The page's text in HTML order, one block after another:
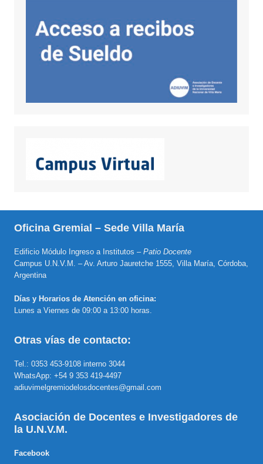
Oficina Gremial – Sede Villa María
Edificio Módulo Ingreso a Institutos – Patio Docente
Campus U.N.V.M. – Av. Arturo Jauretche 1555, Villa María, Córdoba,
Argentina
Días y Horarios de Atención en oficina:
Lunes a Viernes de 09:00 a 13:00 horas.
Otras vías de contacto:
Tel.: 0353 453-9108 interno 3044
WhatsApp: +54 9 353 419-4497
adiuvimelgremiodelosdocentes@gmail.com
Asociación de Docentes e Investigadores de
la U.N.V.M.
Facebook